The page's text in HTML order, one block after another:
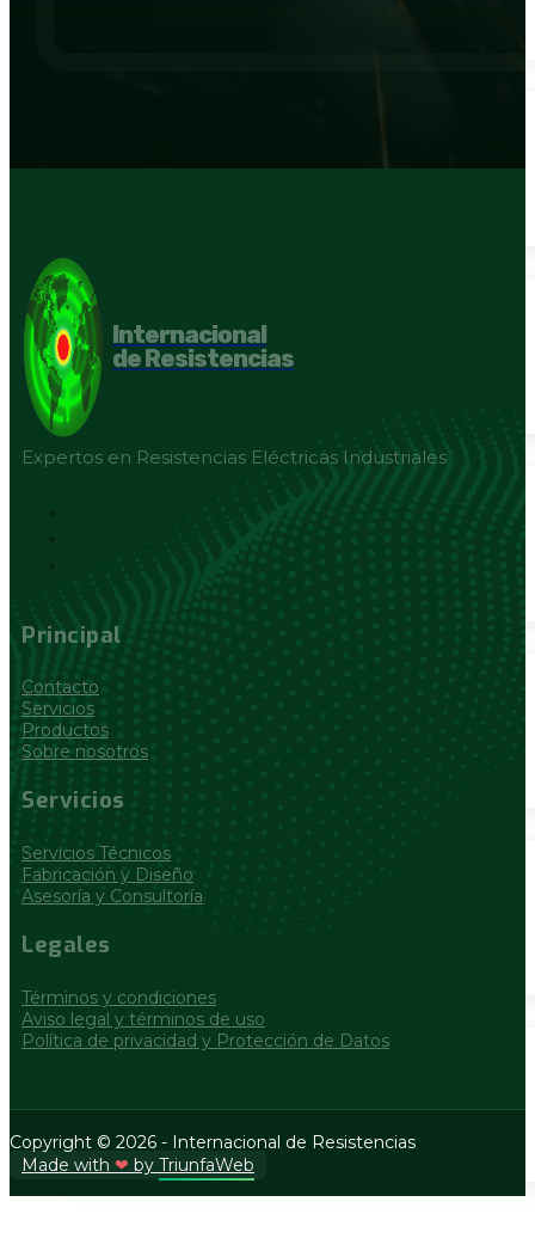
Internacional
de Resistencias
Expertos en Resistencias Eléctricas Industriales
Principal
Contacto
Servicios
Productos
Sobre nosotros
Servicios
Servicios Técnicos
Fabricación y Diseño
Asesoría y Consultoría
Legales
Términos y condiciones
Aviso legal y términos de uso
Política de privacidad y Protección de Datos
Copyright © 2026 - Internacional de Resistencias
Made with ❤ by TriunfaWeb